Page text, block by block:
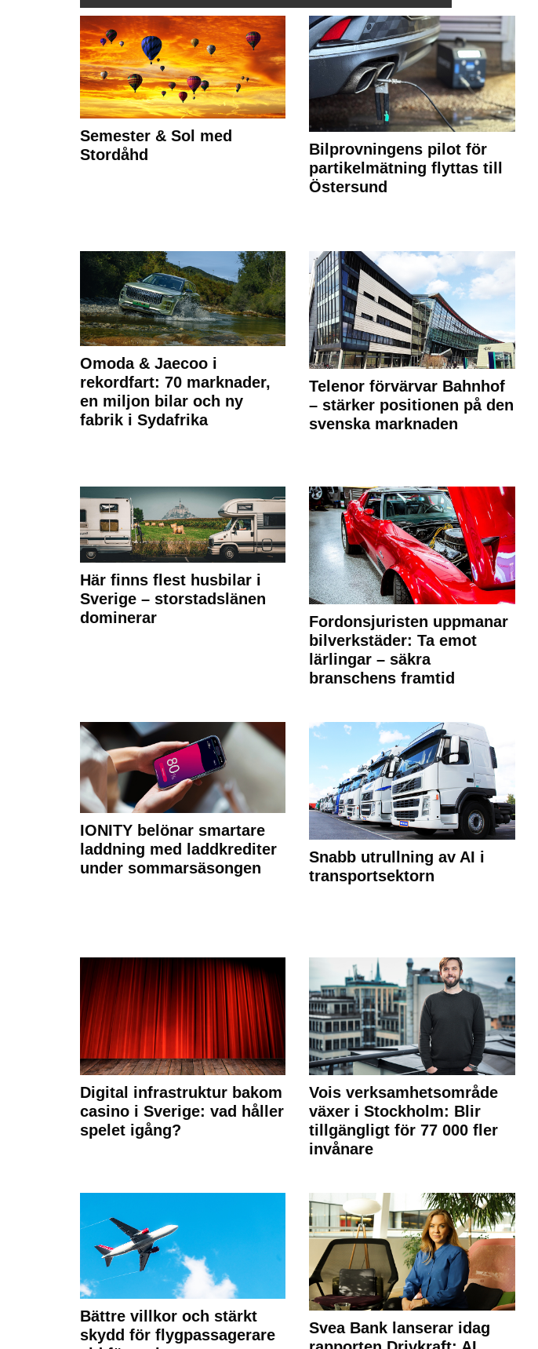
Semester & Sol med
Stordåhd
Bilprovningens pilot för
partikelmätning flyttas till
Östersund
Omoda & Jaecoo i
rekordfart: 70 marknader,
en miljon bilar och ny
fabrik i Sydafrika
Telenor förvärvar Bahnhof
– stärker positionen på den
svenska marknaden
Här finns flest husbilar i
Sverige – storstadslänen
dominerar
Fordonsjuristen uppmanar
bilverkstäder: Ta emot
lärlingar – säkra
branschens framtid
IONITY belönar smartare
laddning med laddkrediter
under sommarsäsongen
Snabb utrullning av AI i
transportsektorn
Digital infrastruktur bakom
casino i Sverige: vad håller
spelet igång?
Vois verksamhetsområde
växer i Stockholm: Blir
tillgängligt för 77 000 fler
invånare
Bättre villkor och stärkt
skydd för flygpassagerare
Svea Bank lanserar idag